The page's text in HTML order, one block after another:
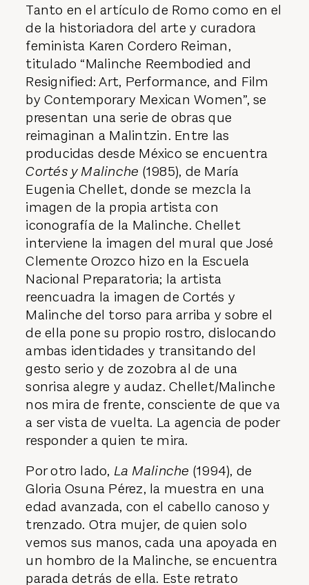
Tanto en el artículo de Romo como en el
de la historiadora del arte y curadora
feminista Karen Cordero Reiman,
titulado “Malinche Reembodied and
Resignified: Art, Performance, and Film
by Contemporary Mexican Women”, se
presentan una serie de obras que
reimaginan a Malintzin. Entre las
producidas desde México se encuentra
Cortés y Malinche (1985), de María
Eugenia Chellet, donde se mezcla la
imagen de la propia artista con
iconografía de la Malinche. Chellet
interviene la imagen del mural que José
Clemente Orozco hizo en la Escuela
Nacional Preparatoria; la artista
reencuadra la imagen de Cortés y
Malinche del torso para arriba y sobre el
de ella pone su propio rostro, dislocando
ambas identidades y transitando del
gesto serio y de zozobra al de una
sonrisa alegre y audaz. Chellet/Malinche
nos mira de frente, consciente de que va
a ser vista de vuelta. La agencia de poder
responder a quien te mira.
Por otro lado, La Malinche (1994), de
Gloria Osuna Pérez, la muestra en una
edad avanzada, con el cabello canoso y
trenzado. Otra mujer, de quien solo
vemos sus manos, cada una apoyada en
un hombro de la Malinche, se encuentra
parada detrás de ella. Este retrato